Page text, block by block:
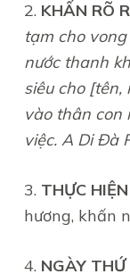
2. KHẤN RÕ
tạm cho
nước thanh
siêu cho
vào thân con
việc. A Di Đà
3. THỰC
hương, khấn
4. NGÀY THỨ